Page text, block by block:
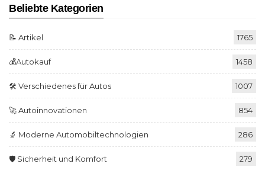
Beliebte Kategorien
📝 Artikel 1765
💰Autokauf 1458
🛠️ Verschiedenes für Autos 1007
🚀 Autoinnovationen 854
🔬 Moderne Automobiltechnologien 286
🛡️ Sicherheit und Komfort 279